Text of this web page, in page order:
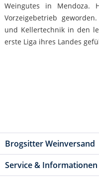
Weingutes in Mendoza.
Vorzeigebetrieb
und Kellertechnik in den
erste Liga ihres Landes
Brogsitter Weinversand
Service & Informationen